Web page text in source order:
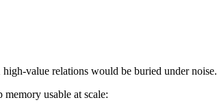
value relations would be buried under noise.
usable at scale: